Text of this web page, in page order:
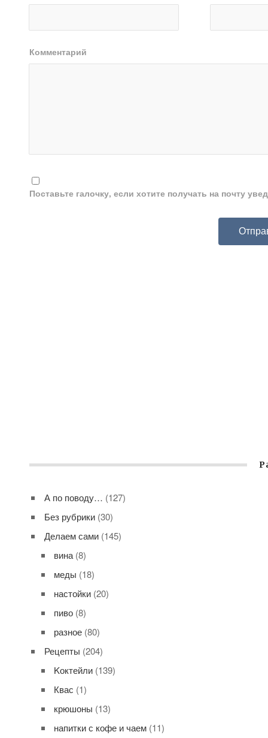
Комментарий
Поставьте галочку, если хотите получать на почту
А по поводу… (127)
Без рубрики (30)
Делаем сами (145)
вина (8)
меды (18)
настойки (20)
пиво (8)
разное (80)
Рецепты (204)
Kоктейли (139)
Квас (1)
крюшоны (13)
напитки с кофе и чаем (11)